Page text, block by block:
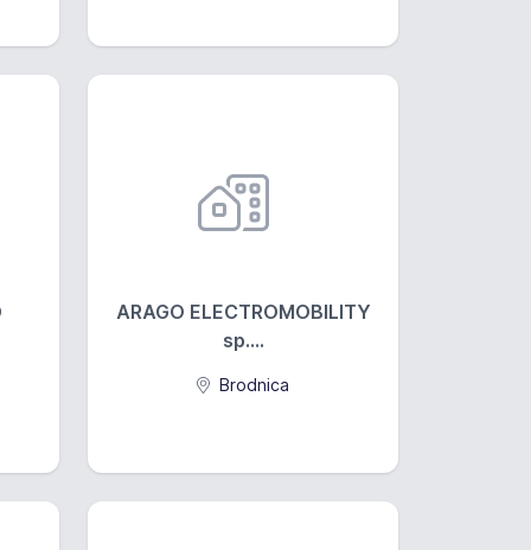
ARAGO ELECTROMOBILITY
sp....
Brodnica